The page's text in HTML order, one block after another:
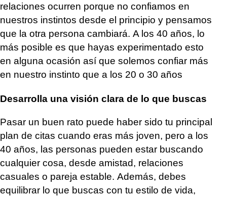
relaciones ocurren porque no confiamos en
nuestros instintos desde el principio y pensamos
que la otra persona cambiará. A los 40 años, lo
más posible es que hayas experimentado esto
en alguna ocasión así que solemos confiar más
en nuestro instinto que a los 20 o 30 años
Desarrolla una visión clara de lo que buscas
Pasar un buen rato puede haber sido tu principal
plan de citas cuando eras más joven, pero a los
40 años, las personas pueden estar buscando
cualquier cosa, desde amistad, relaciones
casuales o pareja estable. Además, debes
equilibrar lo que buscas con tu estilo de vida,